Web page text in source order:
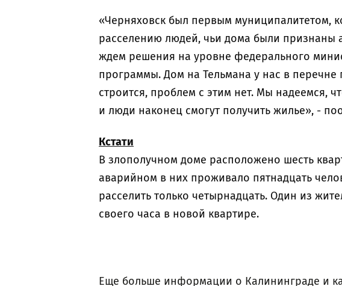
«Черняховск был первым муниципалитетом,
расселению людей, чьи дома были признаны
ждем решения на уровне федерального
программы. Дом на Тельмана у нас в
строится, проблем с этим нет. Мы надеемся,
и люди наконец смогут получить жилье», -
Кстати
В злополучном доме расположено шесть
аварийном в них проживало пятнадцать
расселить только четырнадцать. Один из
своего часа в новой квартире.
Еще больше информации о Калининграде и